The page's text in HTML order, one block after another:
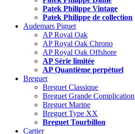
Patek Philippe Vintage
Patek Philippe de collection
Audemars Piguet
AP Royal Oak
AP Royal Oak Chrono
AP Royal Oak Offshore
AP Série limitée
AP Quantième perpétuel
Breguet
Breguet Classique
Breguet Grande Complication
Breguet Marine
Breguet Type XX
Breguet Tourbillon
Cartier